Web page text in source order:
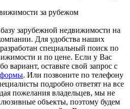
за рубежом
зарубежной недвижимости на
Для удобства наших
специальный поиск по
и по цене. Если у Вас
вариант, оставьте свой запрос с
. Или позвоните по телефону
подробно ответят на все
пожелания владельцев, мы не
объекты, поэтому будем